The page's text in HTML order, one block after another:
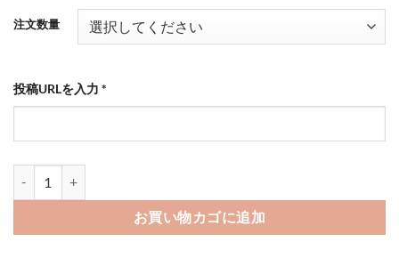
うち、4.88
点
帯:
¥210
注文数量
投稿URLを入力 *
お買い物カゴに追加